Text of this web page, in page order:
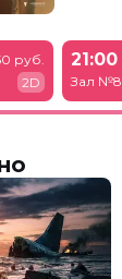
руб.
2D
21:00
Зал №8